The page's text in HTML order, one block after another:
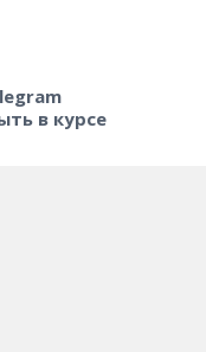
в курсе